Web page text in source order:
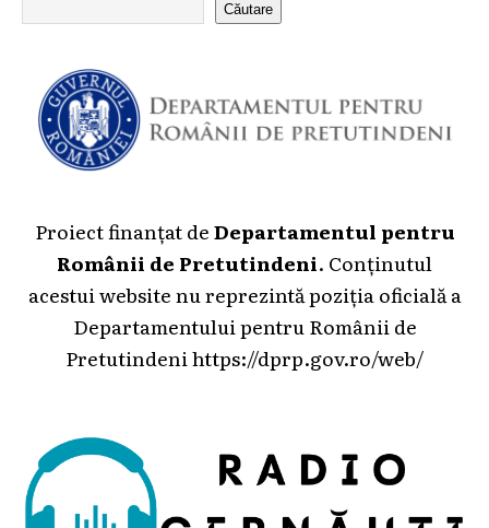
Căutare
Proiect finanțat deDepartamentul pentru
Românii de Pretutindeni. Conținutul
acestui website nu reprezintă poziția oficială a
Departamentului pentru Românii de
Pretutindeni https://dprp.gov.ro/web/